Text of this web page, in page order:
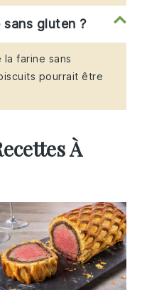
gluten ?
farine sans
pourrait être
À